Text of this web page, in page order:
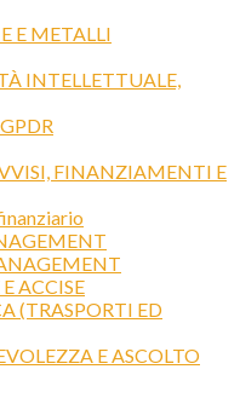
E METALLI
INTELLETTUALE,
FINANZIAMENTI E
ACCISE
(TRASPORTI ED
E ASCOLTO